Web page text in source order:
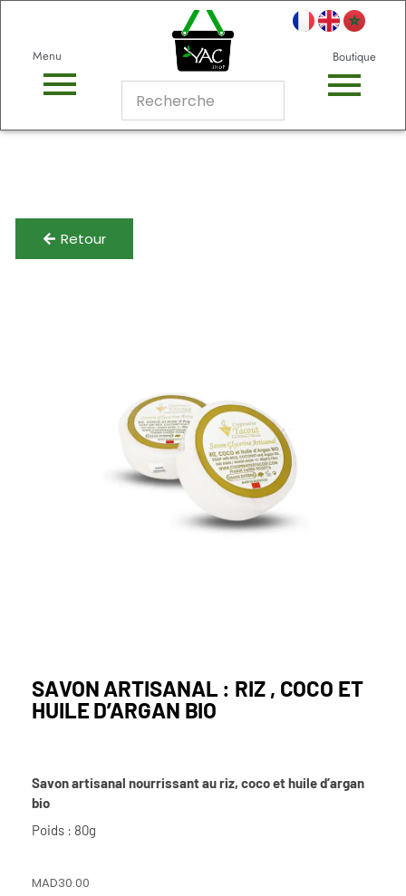
Menu Boutique
Retour
SAVON ARTISANAL : RIZ , COCO ET
HUILE D’ARGAN BIO
Savon artisanal nourrissant au riz, coco et huile d’argan
bio
Poids : 80g
MAD30.00